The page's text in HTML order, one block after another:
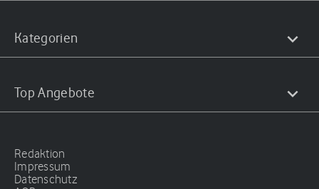
Kategorien
Top Angebote
Redaktion
Impressum
Datenschutz